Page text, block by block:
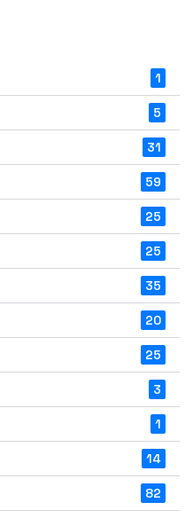
1
5
31
59
25
25
35
20
25
3
1
14
82